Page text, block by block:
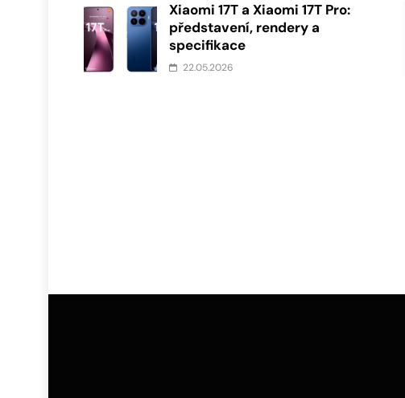
Xiaomi 17T a Xiaomi 17T Pro:
představení, rendery a
specifikace
22.05.2026